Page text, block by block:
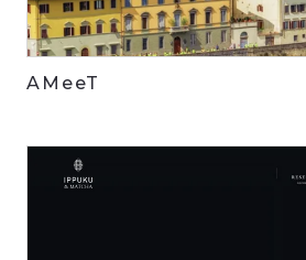
AMeeT